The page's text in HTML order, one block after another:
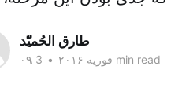
طارق الحُمیّد
۰۹ فوریه ۲۰۱۶ • 3 min read